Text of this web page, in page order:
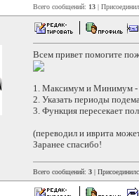
Всего сообщений: 13 |
Всем привет помогите
1. Максимум и Минимум -
2. Указать периоды
3. Функция пересекает
(переводил и иврита
Заранее спасибо!
Всего сообщений: 3 |